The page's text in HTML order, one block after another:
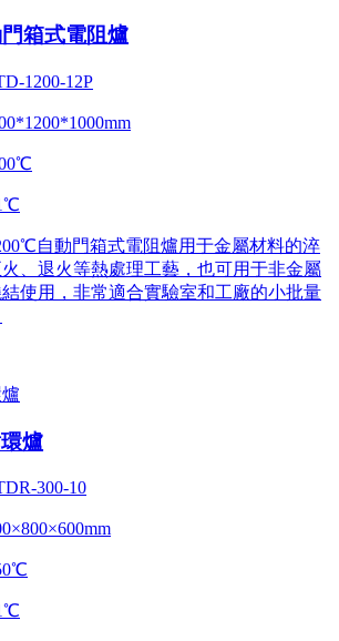
箱式電阻爐
1200-12P
自動門箱式電阻爐用于金屬材料的淬
、退火等熱處理工藝，也可用于非金屬
使用，非常適合實驗室和工廠的小批量
爐
300-10